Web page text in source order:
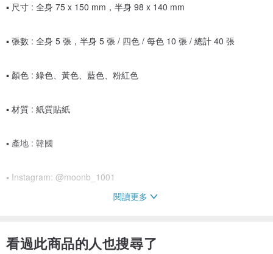
▪ 尺寸 : 全身 75 x 150 mm，半身 98 x 140 mm
▪ 張數 : 全身 5 張，半身 5 張 / 四色 / 每色 10 張 / 總計 40 張
▪ 顏色 : 綠色、黃色、藍色、粉紅色
▪ 材質 : 紙質貼紙
▪ 產地 : 韓國
▪ Instagram: @moonb_1001
閱讀更多
看過此商品的人也搜尋了